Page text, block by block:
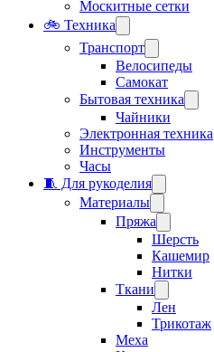
Москитные сетки
🚲 Техника
Транспорт
Велосипеды
Самокат
Бытовая техника
Чайники
Электронная техника
Инструменты
Часы
🧵 Для рукоделия
Материалы
Пряжа
Шерсть
Кашемир
Нитки
Ткани
Лен
Трикотаж
Меха